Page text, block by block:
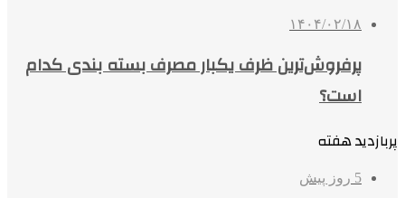
۱۴۰۴/۰۲/۱۸
پرفروش‌ترین ظرف یکبار مصرف بسته بندی کدام
است؟
پربازدید هفته
5 روز پیش